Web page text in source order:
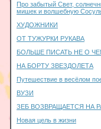
Про забытый Свет,
мишек и волшебную
ХУДОЖНИКИ
ОТ ТУЖУРКИ РУКАВА
БОЛЬШЕ ПИСАТЬ НЕ О
НА БОРТУ ЗВЕЗДОЛЕТА
Путешествие в весёлом
ВУЗИ
ЗЕБ ВОЗВРАЩАЕТСЯ НА
Новая цель в жизни